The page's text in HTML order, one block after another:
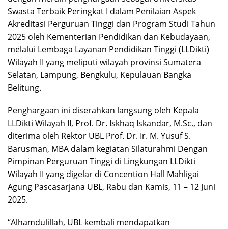
Swasta Terbaik Peringkat I dalam Penilaian Aspek
Akreditasi Perguruan Tinggi dan Program Studi Tahun
2025 oleh Kementerian Pendidikan dan Kebudayaan,
melalui Lembaga Layanan Pendidikan Tinggi (LLDikti)
Wilayah II yang meliputi wilayah provinsi Sumatera
Selatan, Lampung, Bengkulu, Kepulauan Bangka
Belitung.
Penghargaan ini diserahkan langsung oleh Kepala
LLDikti Wilayah II, Prof. Dr. Iskhaq Iskandar, M.Sc., dan
diterima oleh Rektor UBL Prof. Dr. Ir. M. Yusuf S.
Barusman, MBA dalam kegiatan Silaturahmi Dengan
Pimpinan Perguruan Tinggi di Lingkungan LLDikti
Wilayah II yang digelar di Concention Hall Mahligai
Agung Pascasarjana UBL, Rabu dan Kamis, 11 – 12 Juni
2025.
“Alhamdulillah, UBL kembali mendapatkan